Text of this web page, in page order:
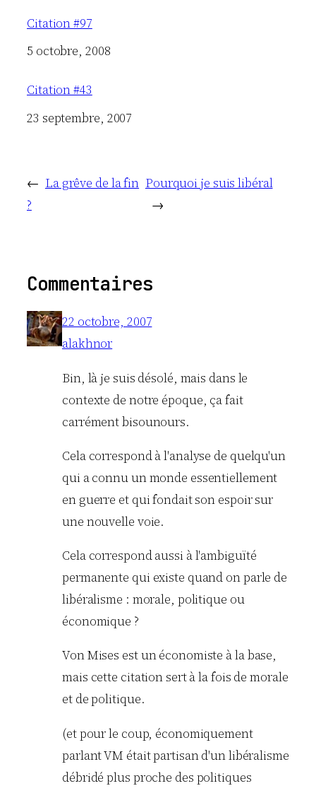
Citation #97
Date
5 octobre, 2008
Citation #43
Date
23 septembre, 2007
← La grêve de la fin
?
Pourquoi je suis libéral
→
Commentaires
22 octobre, 2007
alakhnor
Bin, là je suis désolé, mais dans le
contexte de notre époque, ça fait
carrément bisounours.
Cela correspond à l'analyse de quelqu'un
qui a connu un monde essentiellement
en guerre et qui fondait son espoir sur
une nouvelle voie.
Cela correspond aussi à l'ambiguïté
permanente qui existe quand on parle de
libéralisme : morale, politique ou
économique ?
Von Mises est un économiste à la base,
mais cette citation sert à la fois de morale
et de politique.
(et pour le coup, économiquement
parlant VM était partisan d'un libéralisme
débridé plus proche des politiques